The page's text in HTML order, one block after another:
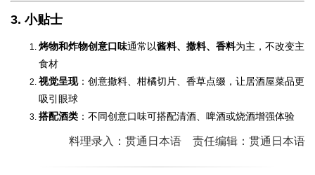
3. 小贴士
烤物和炸物创意口味通常以酱料、撒料、香料为主，不改变主
食材
视觉呈现：创意撒料、柑橘切片、香草点缀，让居酒屋菜品更
吸引眼球
搭配酒类 ：不同创意口味可搭配清酒、啤酒或烧酒增强体验
料理录入：贯通日本语 责任编辑：贯通日本语